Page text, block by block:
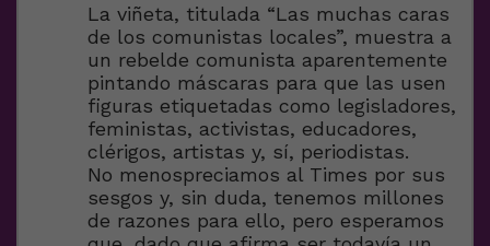
La viñeta, titulada “Las muchas caras
de los comunistas locales”, muestra a
un rebelde comunista aparentemente
pintando máscaras para que las usen
figuras etiquetadas como legisladores,
feministas, activistas, educadores,
clérigos, artistas y, sí, periodistas.
No menospreciamos al Times por sus
sesgos y, sin duda, tenemos millones
de razones para ello, pero esperamos